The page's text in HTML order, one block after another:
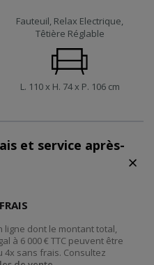
Fauteuil, Relax Electrique,
Têtière Réglable
L. 110 x H. 74 x P. 106 cm
et service après-
ligne dont le montant total,
à 6 000 € TTC peuvent être
4x sans frais. Consultez